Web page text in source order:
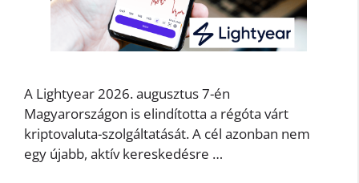
A Lightyear 2026. augusztus 7-én
Magyarországon is elindította a régóta várt
kriptovaluta-szolgáltatását. A cél azonban nem
egy újabb, aktív kereskedésre …